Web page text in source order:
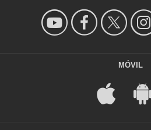
MÓVIL